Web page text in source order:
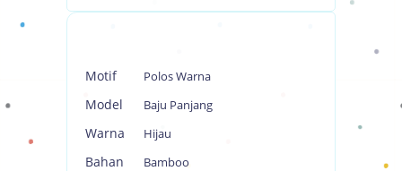
Motif Polos Warna
Model Baju Panjang
Warna Hijau
Bahan Bamboo